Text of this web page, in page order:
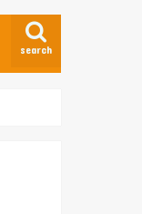
search